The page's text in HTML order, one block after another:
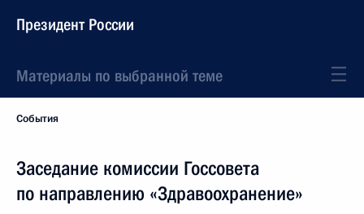
Президент России
Материалы по выбранной теме
События
Заседание комиссии Госсовета
по направлению «Здравоохранение»